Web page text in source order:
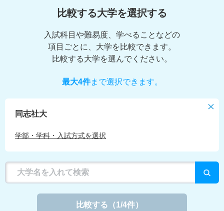
比較する大学を選択する
入試科目や難易度、学べることなどの
項目ごとに、大学を比較できます。
比較する大学を選んでください。
最大4件まで選択できます。
同志社大
学部・学科・入試方式を選択
比較する （1/4件）